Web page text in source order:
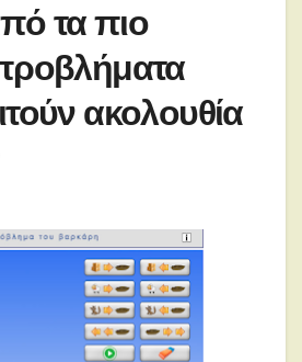
τα πιο
ακολουθία